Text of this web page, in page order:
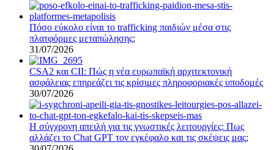
Πόσο εύκολο είναι το trafficking παιδιών μέσα στις
πλατφόρμες μεταπώλησης;
31/07/2026
CSA2 και CII: Πώς η νέα ευρωπαϊκή αρχιτεκτονική
ασφάλειας επηρεάζει τις κρίσιμες πληροφοριακές υποδομές
30/07/2026
Η σύγχρονη απειλή για τις γνωστικές λειτουργίες: Πως
αλλάζει το Chat GPT τον εγκέφαλο και τις σκέψεις μας;